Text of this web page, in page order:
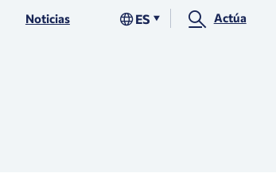
Noticias ES Actúa